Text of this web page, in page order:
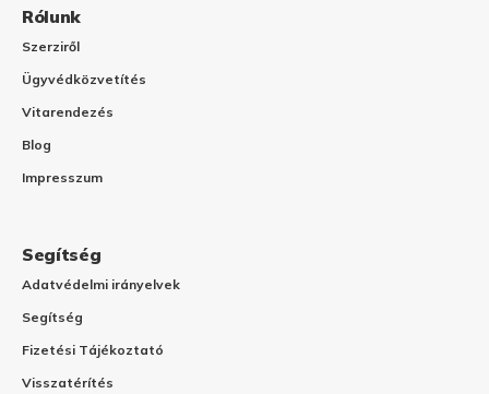
Rólunk
Szerziről
Ügyvédközvetítés
Vitarendezés
Blog
Impresszum
Segítség
Adatvédelmi irányelvek
Segítség
Fizetési Tájékoztató
Visszatérítés